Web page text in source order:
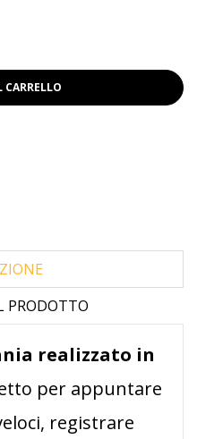
PRODOTTO
realizzato in
per appuntare
registrare